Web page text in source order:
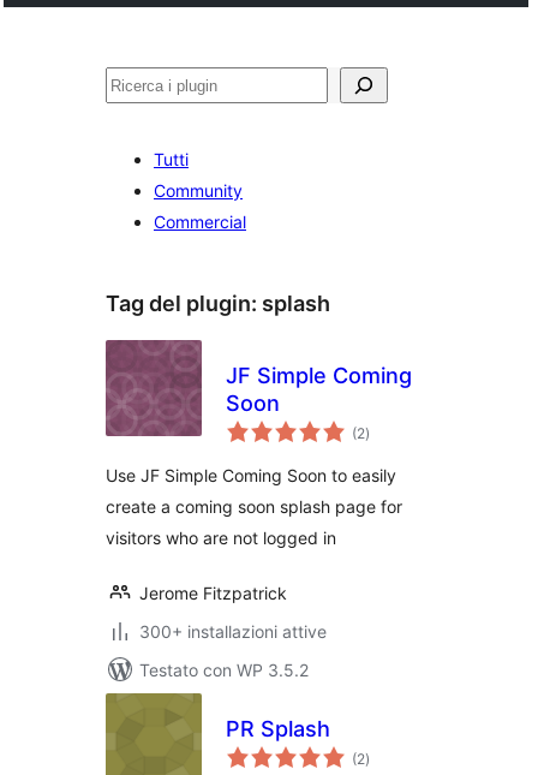
Cerca
Tutti
Community
Commercial
Tag del plugin: splash
JF Simple Coming
Soon
(2valutazioni
totali
)
Use JF Simple Coming Soon to easily
create a coming soon splash page for
visitors who are not logged in
Jerome Fitzpatrick
300+ installazioni attive
Testato con WP 3.5.2
PR Splash
(2valutazioni
totali
)